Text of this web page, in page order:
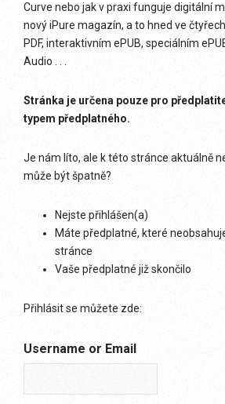
Curve nebo jak v praxi funguje digitální
nový iPure magazín, a to hned ve
PDF, interaktivním ePUB, speciálním
Audio . . .
Stránka je určena pouze pro
typem předplatného.
Je nám líto, ale k této stránce aktuálně
může být špatně?
Nejste přihlášen(a)
Máte předplatné, které
stránce
Vaše předplatné již skončilo
Přihlásit se můžete zde:
Username or Email